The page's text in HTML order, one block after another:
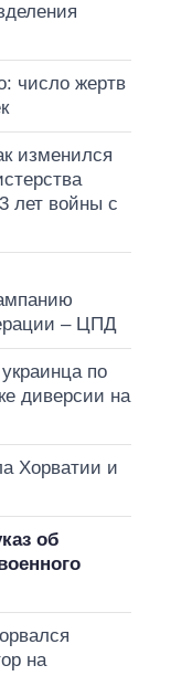
число жертв
изменился
лет войны с
– ЦПД
по
диверсии на
Хорватии и
об
на